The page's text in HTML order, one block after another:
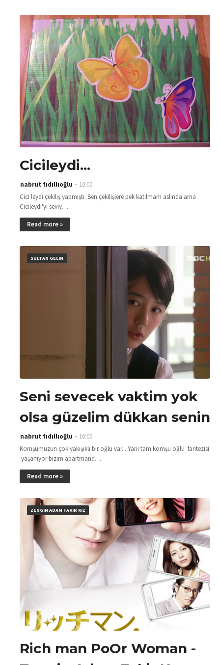
Cicileydi...
nabrut fıdıllıoğlu
10:00
Cici leydi çekiliş yapmıştı. Ben çekilişlere pek katılmam aslında ama
Cicileydi'yi seviy…
Read more »
SULTAN GELIN
Seni sevecek vaktim yok
olsa güzelim dükkan senin
nabrut fıdıllıoğlu
10:00
Komşumuzun çok yakışıklı bir oğlu var... Yani tam komşu oğlu fantezisi
yaşanıyor bizim apartmand…
Read more »
ZENGIN ADAM FAKIR KIZ
Rich man PoOr Woman -